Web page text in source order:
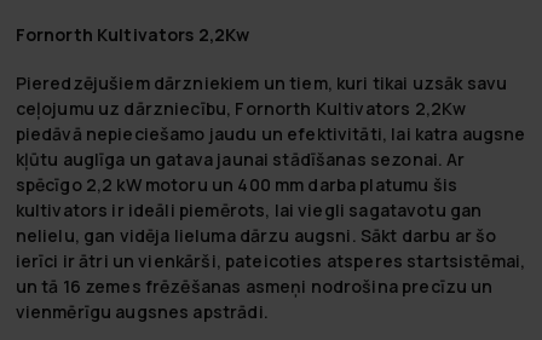
Fornorth Kultivators 2,2Kw
Pieredzējušiem dārzniekiem un tiem, kuri tikai uzsāk savu
ceļojumu uz dārzniecību, Fornorth Kultivators 2,2Kw
piedāvā nepieciešamo jaudu un efektivitāti, lai katra augsne
kļūtu auglīga un gatava jaunai stādīšanas sezonai. Ar
spēcīgo 2,2 kW motoru un 400 mm darba platumu šis
kultivators ir ideāli piemērots, lai viegli sagatavotu gan
nelielu, gan vidēja lieluma dārzu augsni. Sākt darbu ar šo
ierīci ir ātri un vienkārši, pateicoties atsperes startsistēmai,
un tā 16 zemes frēzēšanas asmeņi nodrošina precīzu un
vienmērīgu augsnes apstrādi.